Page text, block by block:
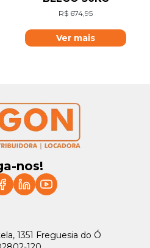
R$ 674,95
Ver mais
nos!
1351 Freguesia do Ó